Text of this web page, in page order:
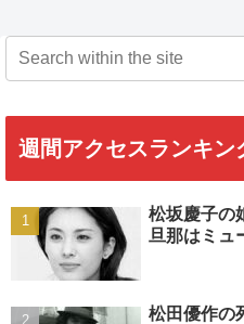
週間アクセスランキン
松坂慶子の
旦那はミュ
松田優作の